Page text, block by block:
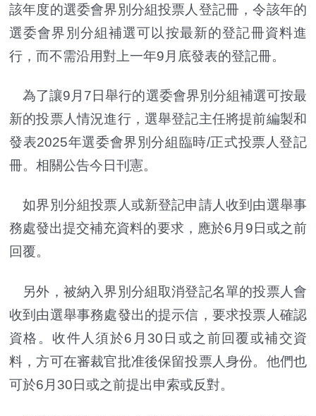
該年度的選委會界別分組投票人登記冊，令該年的
選委會界別分組補選可以按最新的登記冊資料進
行，而不需沿用對上一年9月底發表的登記冊。
為了讓9月7日舉行的選委會界別分組補選可按最
新的投票人情況進行，選舉登記主任將提前編製和
發表2025年選委會界別分組臨時/正式投票人登記
冊。相關公告今日刊憲。
如界別分組投票人或新登記申請人收到由選舉事
務處發出提交補充資料的要求，應於6月9日或之前
回覆。
另外，被納入界別分組取消登記名單的投票人會
收到由選舉事務處發出的提示信，要求投票人確認
資格。收件人須於6月30日或之前回覆或補交資
料，方可在審裁官批准後保留投票人身份。他們也
可於6月30日或之前提出申索或反對。